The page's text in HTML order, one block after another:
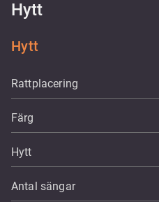
Hytt
Hytt
Rattplacering
Färg
Hytt
Antal sängar